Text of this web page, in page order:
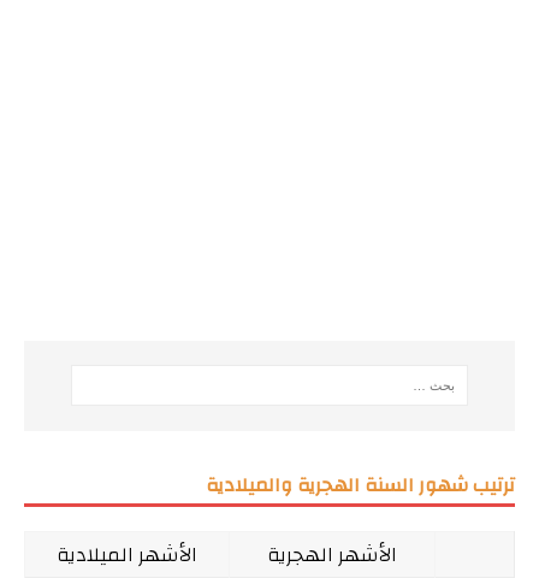
ترتيب شهور السنة الهجرية والميلادية
الأشهر الهجرية
الأشهر الميلادية